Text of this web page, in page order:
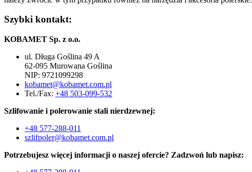
Szybki kontakt:
KOBAMET Sp. z o.o.
ul. Długa Goślina 49 A
62-095 Murowana Goślina
NIP: 9721099298
kobamet@kobamet.com.pl
Tel./Fax: +48 503-099-532
Szlifowanie i polerowanie stali nierdzewnej:
+48 577-288-011
szlifpoler@kobamet.com.pl
Potrzebujesz więcej informacji o naszej ofercie? Zadzwoń lub napisz: